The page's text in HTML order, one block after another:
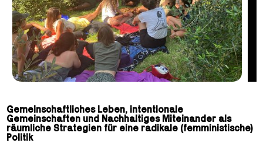
Gemeinschaftliches Leben, intentionale
Gemeinschaften und Nachhaltiges Miteinander als
räumliche Strategien für eine radikale (femministische)
Politik